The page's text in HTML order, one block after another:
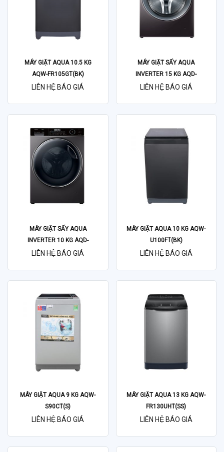
MÁY GIẶT AQUA 10.5 KG
AQW-FR105GT(BK)
LIÊN HỆ BÁO GIÁ
MÁY GIẶT SẤY AQUA
INVERTER 15 KG AQD-
DH1500G(PP)
LIÊN HỆ BÁO GIÁ
MÁY GIẶT SẤY AQUA
INVERTER 10 KG AQD-
AH1000G(PS)
LIÊN HỆ BÁO GIÁ
MÁY GIẶT AQUA 10 KG AQW-
U100FT(BK)
LIÊN HỆ BÁO GIÁ
MÁY GIẶT AQUA 9 KG AQW-
S90CT(S)
LIÊN HỆ BÁO GIÁ
MÁY GIẶT AQUA 13 KG AQW-
FR130UHT(SS)
LIÊN HỆ BÁO GIÁ